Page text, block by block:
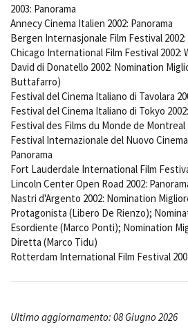
2003: Panorama
Annecy Cinema Italien 2002: Panorama
Bergen Internasjonale Film Festival
Chicago International Film Festival 2002:
David di Donatello 2002: Nomination
Buttafarro)
Festival del Cinema Italiano di Tavolara
Festival del Cinema Italiano di Tokyo
Festival des Films du Monde de Montreal
Festival Internazionale del Nuovo
Panorama
Fort Lauderdale International Film
Lincoln Center Open Road 2002:
Nastri d'Argento 2002: Nomination
Protagonista (Libero De Rienzo);
Esordiente (Marco Ponti); Nomination
Diretta (Marco Tidu)
Rotterdam International Film Festival
Ultimo aggiornamento: 08 Giugno 2026